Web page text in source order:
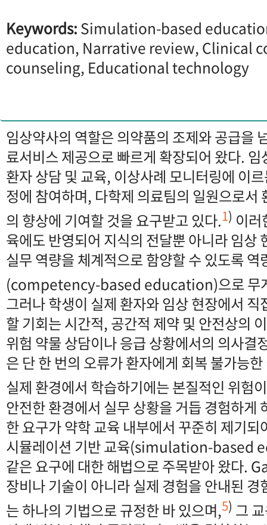
Keywords:Simulation-based
education, Narrative review, Clinical
counseling, Educational technology
임상약사의 역할은 의약품의 조제와 공급을
료서비스 제공으로 빠르게 확장되어 왔다.
환자 상담 및 교육, 이상사례 모니터링에 이
정에 참여하며, 다학제 의료팀의 일원으로서
의 향상에 기여할 것을 요구받고 있다.1) 이러
육에도 반영되어 지식의 전달뿐 아니라 임상
실무 역량을 체계적으로 함양할 수 있도록 역
(competency-based education)으로 무
그러나 학생이 실제 환자와 임상 현장에서
할 기회는 시간적, 공간적 제약 및 안전상의
위험 약물 상담이나 응급 상황에서의 의사결
은 단 한 번의 오류가 환자에게 회복 불가능
실제 환경에서 학습하기에는 본질적인 위험
안전한 환경에서 실무 상황을 거듭 경험하게
한 요구가 약학 교육 내부에서 꾸준히 제기되
시뮬레이션 기반 교육(simulation-based
같은 요구에 대한 해법으로 주목받아 왔다.
장비나 기술이 아니라 실제 경험을 안내된
는 하나의 기법으로 규정한 바 있으며,5) 그